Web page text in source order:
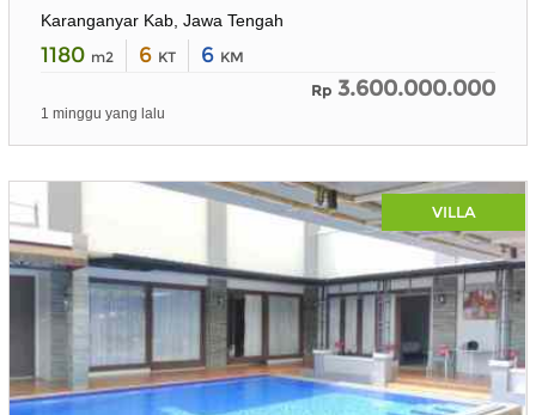
Karanganyar Kab, Jawa Tengah
1180 m2 6 KT 6 KM
Rp 3.600.000.000
1 minggu yang lalu
VILLA